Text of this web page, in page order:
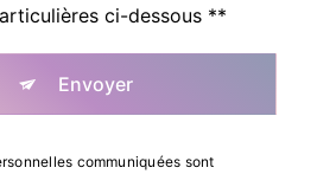
ci-dessous **
Envoyer
communiquées sont